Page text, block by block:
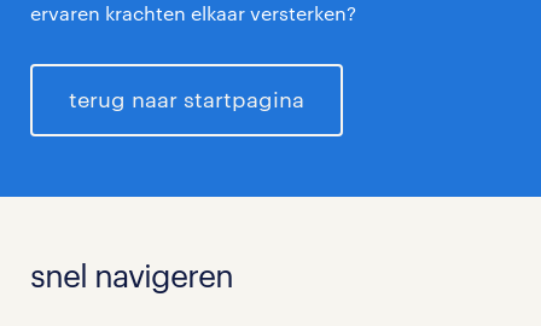
ervaren krachten elkaar versterken?
terug naar startpagina
snel navigeren